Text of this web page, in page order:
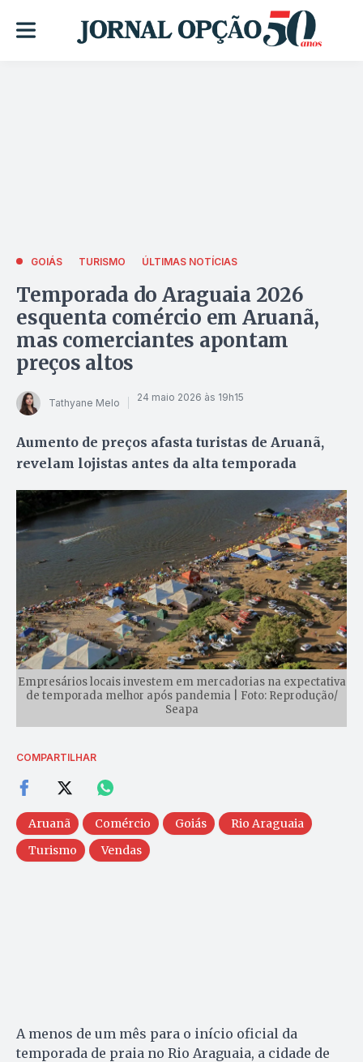
GOIÁS TURISMO ÚLTIMAS NOTÍCIAS
Temporada do Araguaia 2026
esquenta comércio em Aruanã,
mas comerciantes apontam
preços altos
Tathyane Melo 24 maio 2026 às 19h15
Aumento de preços afasta turistas de Aruanã,
revelam lojistas antes da alta temporada
Empresários locais investem em mercadorias na expectativa
de temporada melhor após pandemia | Foto: Reprodução/
Seapa
COMPARTILHAR
Aruanã Comércio Goiás
Rio Araguaia
Turismo
Vendas
A menos de um mês para o início oficial da
temporada de praia no Rio Araguaia, a cidade de